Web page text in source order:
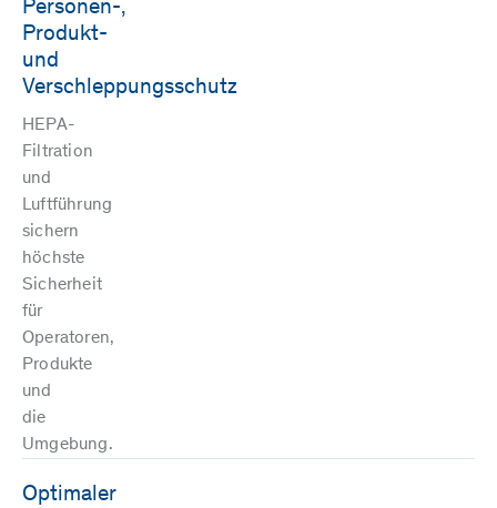
Personen-,
Produkt-
und
Verschleppungsschutz
HEPA-
Filtration
und
Luftführung
sichern
höchste
Sicherheit
für
Operatoren,
Produkte
und
die
Umgebung.
Optimaler